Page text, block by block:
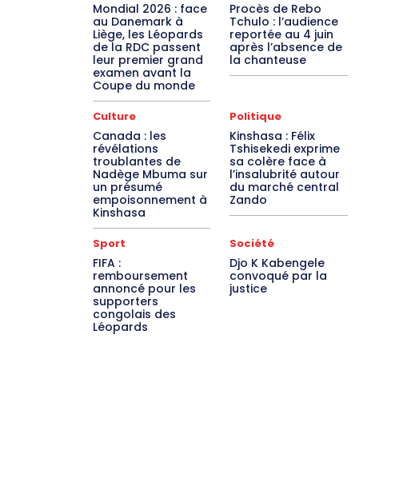
Mondial 2026 : face
au Danemark à
Liège, les Léopards
de la RDC passent
leur premier grand
examen avant la
Coupe du monde
Procès de Rebo
Tchulo : l’audience
reportée au 4 juin
après l’absence de
la chanteuse
Culture
Canada : les
révélations
troublantes de
Nadège Mbuma sur
un présumé
empoisonnement à
Kinshasa
Politique
Kinshasa : Félix
Tshisekedi exprime
sa colère face à
l’insalubrité autour
du marché central
Zando
Sport
FIFA :
remboursement
annoncé pour les
supporters
congolais des
Léopards
Société
Djo K Kabengele
convoqué par la
justice